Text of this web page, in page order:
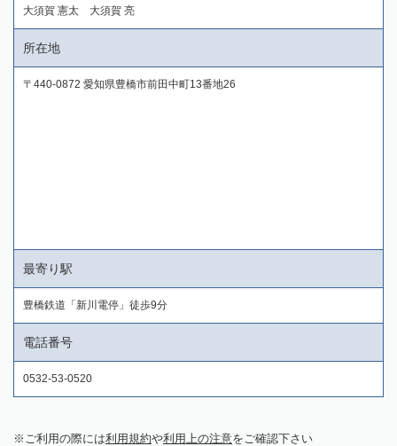
大須賀 憲太 大須賀 亮
所在地
〒440-0872 愛知県豊橋市前田中町13番地26
最寄り駅
豊橋鉄道「新川電停」徒歩9分
電話番号
0532-53-0520
ご利用の際には利用規約や利用上の注意をご確認下さい